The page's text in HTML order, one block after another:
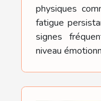
physiques
fatigue
signes
niveau